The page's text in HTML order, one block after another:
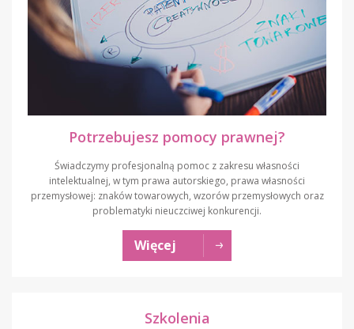
Potrzebujesz pomocy prawnej?
Świadczymy profesjonalną pomoc z zakresu własności
intelektualnej, w tym prawa autorskiego, prawa własności
przemysłowej: znaków towarowych, wzorów przemysłowych oraz
problematyki nieuczciwej konkurencji.
Więcej
Szkolenia